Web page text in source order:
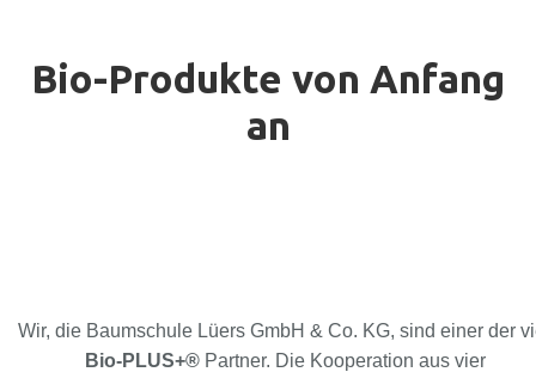
Bio-Produkte von Anfang
an
Wir, die Baumschule Lüers GmbH & Co. KG, sind einer der
Bio-PLUS+®Partner. Die Kooperation aus vier